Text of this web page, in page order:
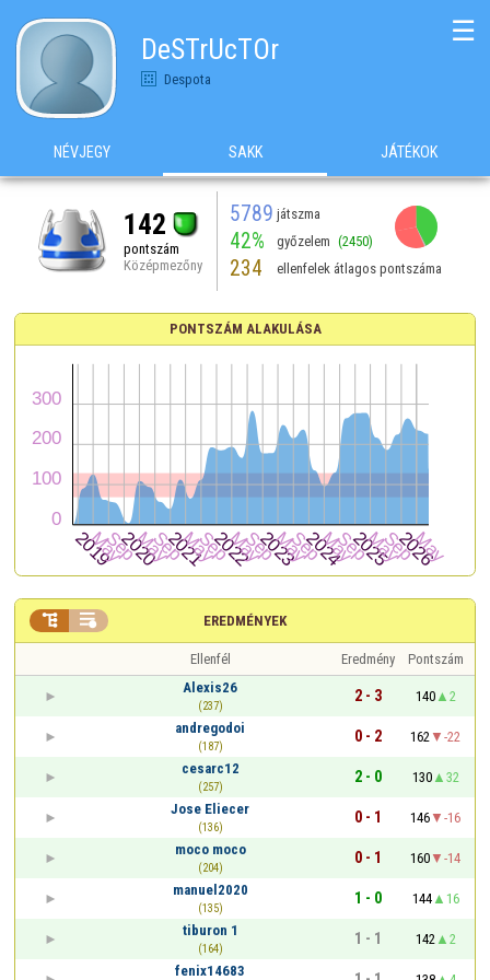
DeSTrUcTOr
Despota
☰
NÉVJEGY SAKK JÁTÉKOK
142
pontszám
Középmezőny
5789 játszma
42% győzelem (2450)
234 ellenfelek átlagos pontszáma
PONTSZÁM ALAKULÁSA
EREDMÉNYEK
 
Ellenfél Eredmény
Pontszám
Alexis26
(237)
2 - 3 140
2
andregodoi
(187)
0 - 2 162
-22
cesarc12
(257)
2 - 0 130
32
Jose Eliecer
(136)
0 - 1 146
-16
moco moco
(204)
0 - 1 160
-14
manuel2020
(135)
1 - 0 144
16
tiburon 1
(164)
1 - 1 142
2
fenix14683